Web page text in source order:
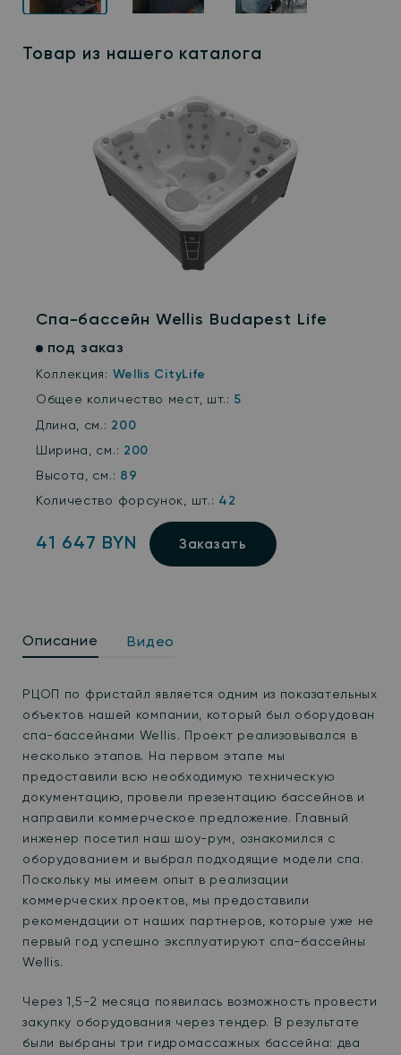
Товар из нашего каталога
Спа-бассейн Wellis Budapest Life
под заказ
Коллекция: Wellis CityLife
Общее количество мест, шт.: 5
Длина, см.: 200
Ширина, см.: 200
Высота, см.: 89
Количество форсунок, шт.: 42
41 647 BYN Заказать
Описание Видео
РЦОП по фристайл является одним из показательных
объектов нашей компании, который был оборудован
спа-бассейнами Wellis. Проект реализовывался в
несколько этапов. На первом этапе мы
предоставили всю необходимую техническую
документацию, провели презентацию бассейнов и
направили коммерческое предложение. Главный
инженер посетил наш шоу-рум, ознакомился с
оборудованием и выбрал подходящие модели спа.
Поскольку мы имеем опыт в реализации
коммерческих проектов, мы предоставили
рекомендации от наших партнеров, которые уже не
первый год успешно эксплуатируют спа-бассейны
Wellis.
Через 1,5-2 месяца появилась возможность провести
закупку оборудования через тендер. В результате
были выбраны три гидромассажных бассейна: два